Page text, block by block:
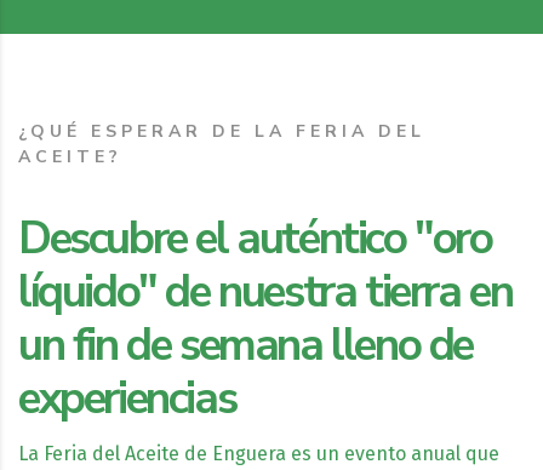
¿QUÉ ESPERAR DE LA FERIA DEL
ACEITE?
Descubre el auténtico "oro
líquido" de nuestra tierra en
un fin de semana lleno de
experiencias
La Feria del Aceite de Enguera es un evento anual que